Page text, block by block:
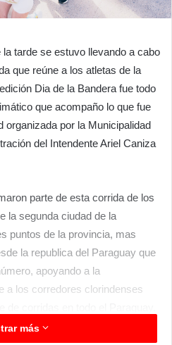
tarde se estuvo llevando a cabo
que reúne a los atletas de la
Dia de la Bandera fue todo
que acompaño lo que fue
organizada por la Municipalidad
del Intendente Ariel Caniza
parte de esta corrida de los
la segunda ciudad de la
puntos de la provincia, mas
la republica del Paraguay que
apoyando a la
a los corredores clorindenses
más